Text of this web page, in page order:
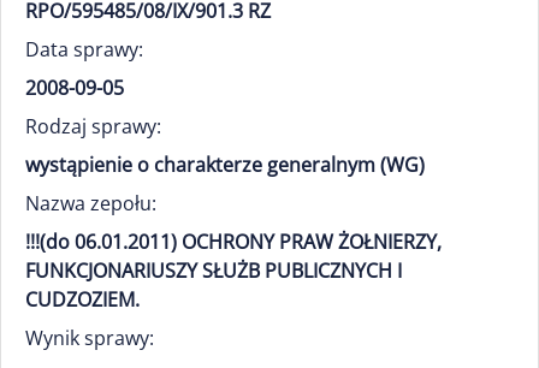
RPO/595485/08/IX/901.3 RZ
Data sprawy:
2008-09-05
Rodzaj sprawy:
wystąpienie o charakterze generalnym (WG)
Nazwa zepołu:
!!!(do 06.01.2011) OCHRONY PRAW ŻOŁNIERZY,
FUNKCJONARIUSZY SŁUŻB PUBLICZNYCH I
CUDZOZIEM.
Wynik sprawy: